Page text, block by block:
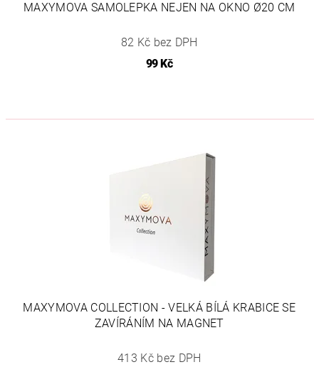
MAXYMOVA SAMOLEPKA NEJEN NA OKNO Ø20 CM
82 Kč bez DPH
99 Kč
MAXYMOVA COLLECTION - VELKÁ BÍLÁ KRABICE SE
ZAVÍRÁNÍM NA MAGNET
413 Kč bez DPH